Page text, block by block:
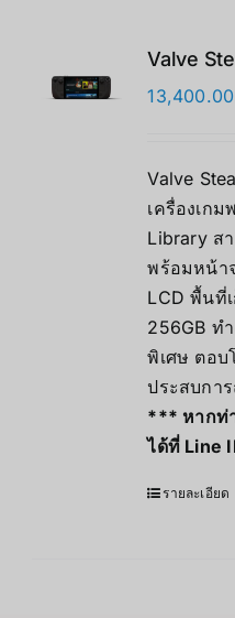
Valve
13,400.00
Valve
เครื่องเก
Library ส
พร้อมหน้า
LCD พื้นที่
256GB ท
พิเศษ ตอบ
ประสบกา
*** หากท่
ได้ที่ Line
รายละเอียด